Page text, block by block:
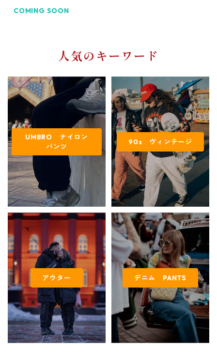
COMING SOON
人気のキーワード
UMBRO ナイロン
パンツ
90s ヴィンテージ
アウター デニム PANTS